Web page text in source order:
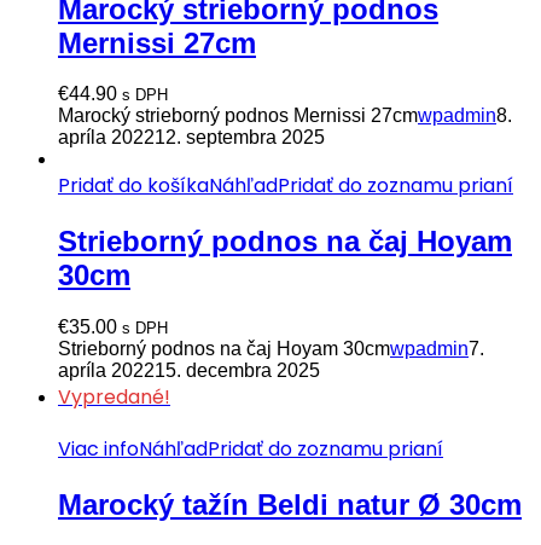
Marocký strieborný podnos
Mernissi 27cm
€44.90 s DPH
Marocký strieborný podnos Mernissi 27cmwpadmin8.
apríla 202212. septembra 2025
Pridať do košíkaNáhľadPridať do zoznamu prianí
Strieborný podnos na čaj Hoyam
30cm
€35.00 s DPH
Strieborný podnos na čaj Hoyam 30cmwpadmin7.
apríla 202215. decembra 2025
Vypredané!
Viac infoNáhľadPridať do zoznamu prianí
Marocký tažín Beldi natur Ø 30cm